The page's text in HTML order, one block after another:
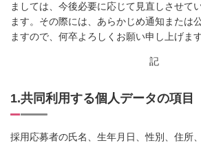
ましては、今後必要に応じて見直しさせて
ます。その際には、あらかじめ通知または
ますので、何卒よろしくお願い申し上げます
記
1.共同利用する個人データの項目
採用応募者の氏名、生年月日、性別、住所